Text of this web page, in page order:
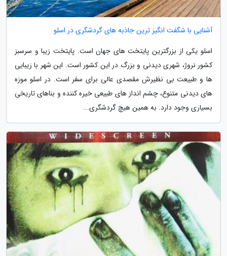
آشنایی با شگفت انگیز ترین جاذبه های گردشگری در اسلو
اسلو یکی از بزرگترین پایتخت های جهان است. پایتخت زیبا و سرسبز
کشور نروژ، شهری دیدنی و بزرگ در این کشور است. این شهر با زیبایی
ها و طبیعت بی نظیرش مقصدی عالی برای سفر است. در اسلو موزه
های دیدنی متنوع، چشم انداز های طبیعی خیره کننده و بناهای تاریخی
بسیاری وجود دارد. به همین هیچ گردشگری...